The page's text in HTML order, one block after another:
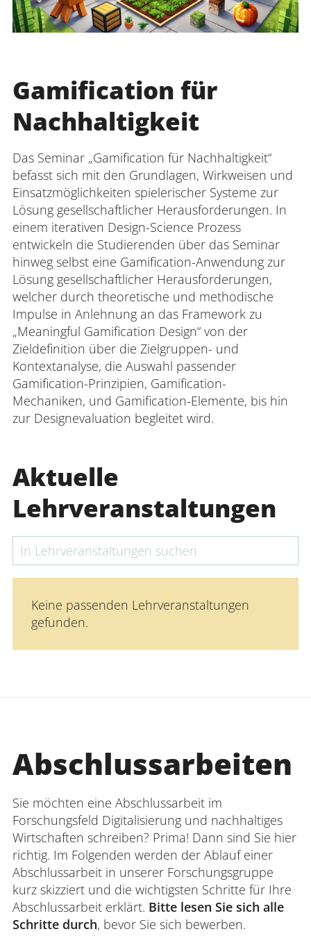
Gamification für
Nachhaltigkeit
Das Seminar „Gamification für Nachhaltigkeit“
befasst sich mit den Grundlagen, Wirkweisen und
Einsatzmöglichkeiten spielerischer Systeme zur
Lösung gesellschaftlicher Herausforderungen. In
einem iterativen Design-Science Prozess
entwickeln die Studierenden über das Seminar
hinweg selbst eine Gamification-Anwendung zur
Lösung gesellschaftlicher Herausforderungen,
welcher durch theoretische und methodische
Impulse in Anlehnung an das Framework zu
„Meaningful Gamification Design“ von der
Zieldefinition über die Zielgruppen- und
Kontextanalyse, die Auswahl passender
Gamification-Prinzipien, Gamification-
Mechaniken, und Gamification-Elemente, bis hin
zur Designevaluation begleitet wird.
Aktuelle
Lehrveranstaltungen
Keine passenden Lehrveranstaltungen
gefunden.
Abschlussarbeiten
Sie möchten eine Abschlussarbeit im
Forschungsfeld Digitalisierung und nachhaltiges
Wirtschaften schreiben? Prima! Dann sind Sie hier
richtig. Im Folgenden werden der Ablauf einer
Abschlussarbeit in unserer Forschungsgruppe
kurz skizziert und die wichtigsten Schritte für Ihre
Abschlussarbeit erklärt. Bitte lesen Sie sich alle
Schritte durch, bevor Sie sich bewerben.